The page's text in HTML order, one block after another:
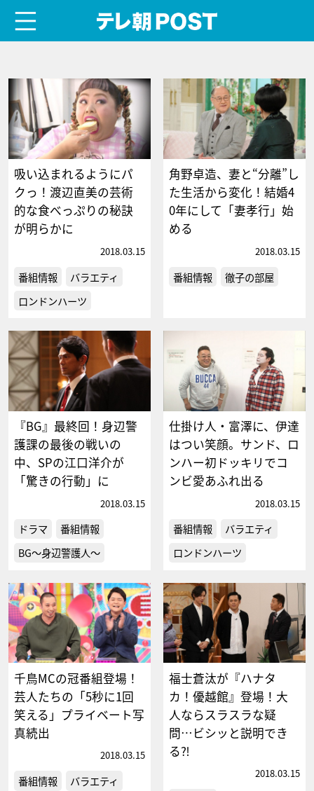
吸い込まれるようにパ
クっ！渡辺直美の芸術
的な食べっぷりの秘訣
が明らかに
2018.03.15
番組情報
バラエティ
ロンドンハーツ
角野卓造、妻と“分離”し
た生活から変化！結婚4
0年にして「妻孝行」始
める
2018.03.15
番組情報 徹子の部屋
『BG』最終回！身辺警
護課の最後の戦いの
中、SPの江口洋介が
「驚きの行動」に
2018.03.15
ドラマ
番組情報
BG～身辺警護人～
仕掛け人・富澤に、伊達
はつい笑顔。サンド、ロ
ンハー初ドッキリでコ
ンビ愛あふれ出る
2018.03.15
番組情報
バラエティ
ロンドンハーツ
千鳥MCの冠番組登場！
芸人たちの「5秒に1回
笑える」プライベート写
真続出
2018.03.15
番組情報 バラエティ
福士蒼汰が『ハナタ
カ！優越館』登場！大
人ならスラスラな疑
問…ビシッと説明でき
る⁈
2018.03.15